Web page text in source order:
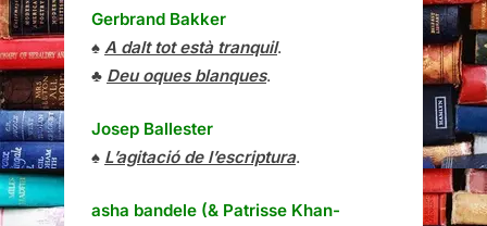
Gerbrand Bakker
♠ A dalt tot està tranquil.
♣ Deu oques blanques.
Josep Ballester
♠ L’agitació de l’escriptura.
asha bandele (& Patrisse Khan-